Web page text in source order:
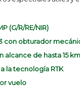
(G/R/RE/NIR)
con obturador
alcance de hasta 15 km
la tecnología RTK
vuelo